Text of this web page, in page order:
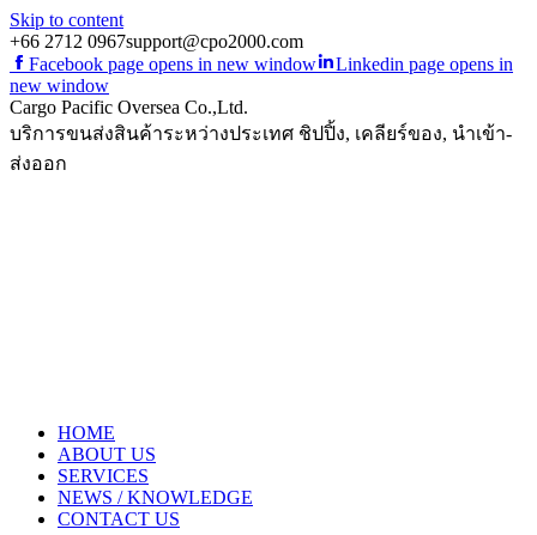
Skip to content
+66 2712 0967support@cpo2000.com
Facebook page opens in new window
Linkedin page opens in
new window
Cargo Pacific Oversea Co.,Ltd.
บริการขนส่งสินค้าระหว่างประเทศ ชิปปิ้ง, เคลียร์ของ, นำเข้า-
ส่งออก
HOME
ABOUT US
SERVICES
NEWS / KNOWLEDGE
CONTACT US